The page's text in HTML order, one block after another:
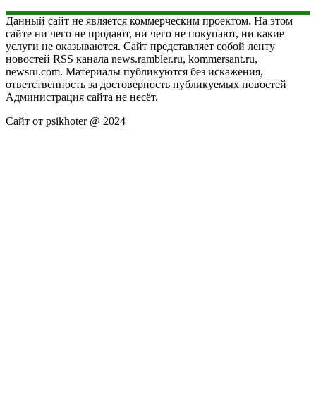
Данный сайт не является коммерческим проектом. На этом
сайте ни чего не продают, ни чего не покупают, ни какие
услуги не оказываются. Сайт представляет собой ленту
новостей RSS канала news.rambler.ru, kommersant.ru,
newsru.com. Материалы публикуются без искажения,
ответственность за достоверность публикуемых новостей
Администрация сайта не несёт.
Сайт от psikhoter @ 2024